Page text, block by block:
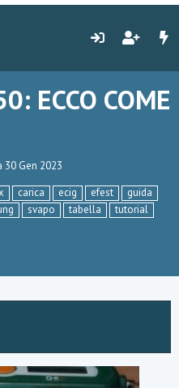
ECCO COME
30 Gen 2023
carica ecig efest
guida
svapo tabella
tutorial